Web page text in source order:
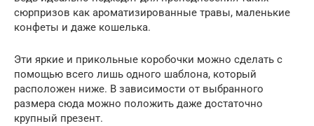
сюрпризов как ароматизированные травы, маленькие
конфеты и даже кошелька.
Эти яркие и прикольные коробочки можно сделать с
помощью всего лишь одного шаблона, который
расположен ниже. В зависимости от выбранного
размера сюда можно положить даже достаточно
крупный презент.